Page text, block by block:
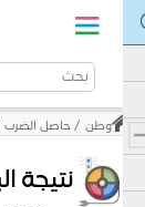
وطن حاصل الضرب